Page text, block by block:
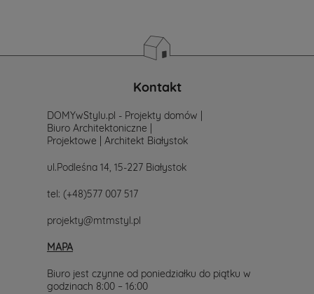
Kontakt
DOMYwStylu.pl - Projekty domów |
Biuro Architektoniczne |
Projektowe | Architekt Białystok
ul.Podleśna 14, 15-227 Białystok
tel: (+48)577 007 517
projekty@mtmstyl.pl
MAPA
Biuro jest czynne od poniedziałku do piątku w
godzinach 8:00 – 16:00